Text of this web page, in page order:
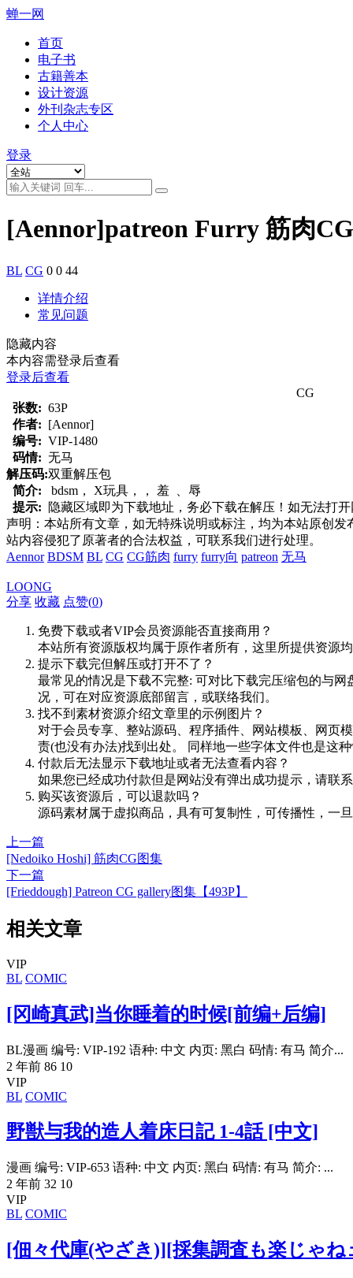
蝉一网
首页
电子书
古籍善本
设计资源
外刊杂志专区
个人中心
登录
[Aennor]patreon Furry 筋肉
BL CG 0 0 44
详情介绍
常见问题
隐藏内容
本内容需登录后查看
登录后查看
CG
张数: 63P
作者: [Aennor]
编号: VIP-1480
码情: 无马
解压码:双重解压包
简介:
bdsm， X玩具，， 羞 、辱
提示:
隐藏区域即为下载地址，务必下载在解压！如无法打
声明：本站所有文章，如无特殊说明或标注，均为本站原创
站内容侵犯了原著者的合法权益，可联系我们进行处理。
Aennor BDSM BL CG CG筋肉 furry furry向 patreon 无马
LOONG
分享 收藏 点赞(0)
免费下载或者VIP会员资源能否直接商用？
本站所有资源版权均属于原作者所有，这里所提供资源
提示下载完但解压或打开不了？
最常见的情况是下载不完整: 可对比下载完压缩包的与
况，可在对应资源底部留言，或联络我们。
找不到素材资源介绍文章里的示例图片？
对于会员专享、整站源码、程序插件、网站模板、网页
责(也没有办法)找到出处。 同样地一些字体文件也是这
付款后无法显示下载地址或者无法查看内容？
如果您已经成功付款但是网站没有弹出成功提示，请联
购买该资源后，可以退款吗？
源码素材属于虚拟商品，具有可复制性，可传播性，一
上一篇
[Nedoiko Hoshi] 筋肉CG图集
下一篇
[Frieddough] Patreon CG gallery图集【493P】
相关文章
VIP
BL COMIC
[冈崎真武]当你睡着的时候[前编+后编]
BL漫画 编号: VIP-192 语种: 中文 内页: 黑白 码情: 有马 简介...
2 年前 86 10
VIP
BL COMIC
野獣与我的造人着床日記 1-4話 [中文]
漫画 编号: VIP-653 语种: 中文 内页: 黑白 码情: 有马 简介: ...
2 年前 32 10
VIP
BL COMIC
[佃々代庫(やざき)][採集調査も楽じゃね